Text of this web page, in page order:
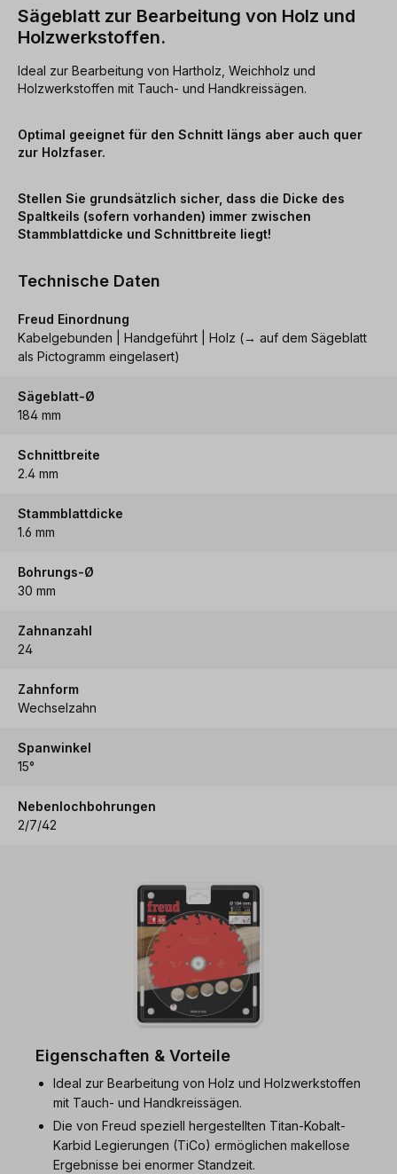
Sägeblatt zur Bearbeitung von Holz und
Holzwerkstoffen.
Ideal zur Bearbeitung von Hartholz, Weichholz und
Holzwerkstoffen mit Tauch- und Handkreissägen.
Optimal geeignet für den Schnitt längs aber auch quer
zur Holzfaser.
Stellen Sie grundsätzlich sicher, dass die Dicke des
Spaltkeils (sofern vorhanden) immer zwischen
Stammblattdicke und Schnittbreite liegt!
Technische Daten
Freud Einordnung
Kabelgebunden | Handgeführt | Holz (→ auf dem Sägeblatt
als Pictogramm eingelasert)
Sägeblatt-Ø
184 mm
Schnittbreite
2.4 mm
Stammblattdicke
1.6 mm
Bohrungs-Ø
30 mm
Zahnanzahl
24
Zahnform
Wechselzahn
Spanwinkel
15°
Nebenlochbohrungen
2/7/42
Eigenschaften & Vorteile
Ideal zur Bearbeitung von Holz und Holzwerkstoffen
mit Tauch- und Handkreissägen.
Die von Freud speziell hergestellten Titan-Kobalt-
Karbid Legierungen (TiCo) ermöglichen makellose
Ergebnisse bei enormer Standzeit.